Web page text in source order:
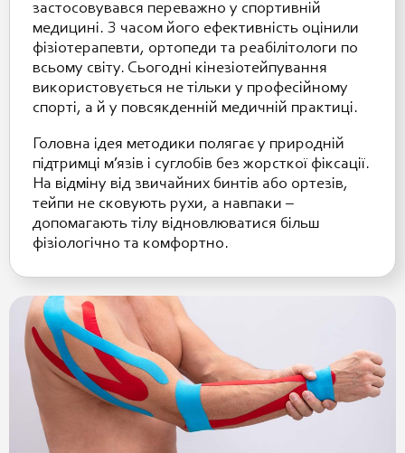
застосовувався переважно у спортивній
медицині. З часом його ефективність оцінили
фізіотерапевти, ортопеди та реабілітологи по
всьому світу. Сьогодні кінезіотейпування
використовується не тільки у професійному
спорті, а й у повсякденній медичній практиці.
Головна ідея методики полягає у природній
підтримці м’язів і суглобів без жорсткої фіксації.
На відміну від звичайних бинтів або ортезів,
тейпи не сковують рухи, а навпаки –
допомагають тілу відновлюватися більш
фізіологічно та комфортно.